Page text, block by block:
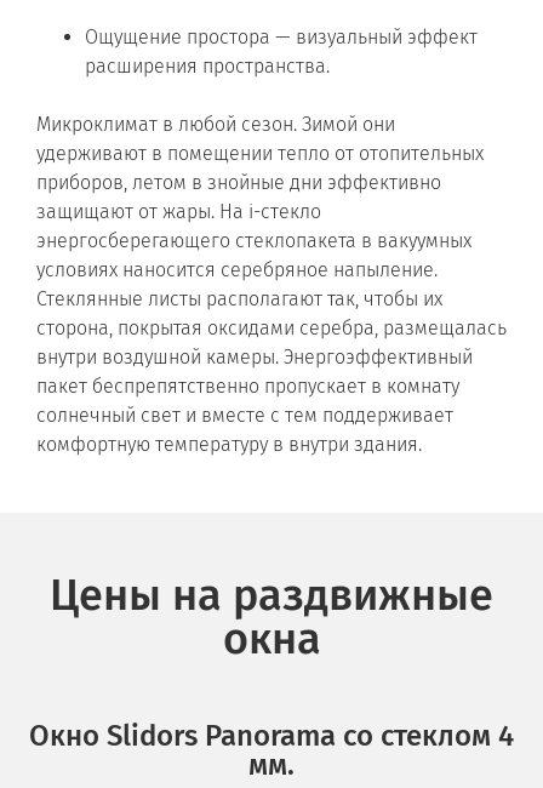
Ощущение простора — визуальный эффект
расширения пространства.
Микроклимат в любой сезон. Зимой они
удерживают в помещении тепло от отопительных
приборов, летом в знойные дни эффективно
защищают от жары. На i-стекло
энергосберегающего стеклопакета в вакуумных
условиях наносится серебряное напыление.
Стеклянные листы располагают так, чтобы их
сторона, покрытая оксидами серебра, размещалась
внутри воздушной камеры. Энергоэффективный
пакет беспрепятственно пропускает в комнату
солнечный свет и вместе с тем поддерживает
комфортную температуру в внутри здания.
Цены на раздвижные
окна
Окно Slidors Panorama со стеклом 4
мм.